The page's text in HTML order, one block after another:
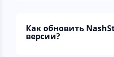
Как обновить
версии?